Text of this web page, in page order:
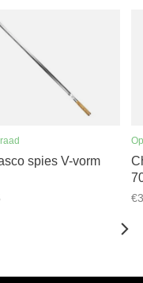
spies V-vorm